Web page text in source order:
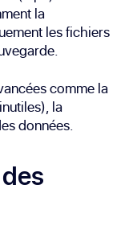
la
les fichiers
comme la
la
données.